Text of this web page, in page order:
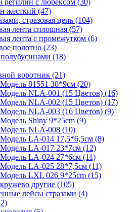
регилин с люрексом (30)
жесткий (47)
стразовая цепь (104)
лента сплошная (57)
лента с промежутком (6)
полотно (23)
(18)
воротник (21)
81551 30*9см (20)
NLA-001 (15 Цветов) (16)
NLA-002 (15 Цветов) (17)
NLA-003 (16 Цветов) (9)
Shiny 9*25cm (9)
NLA-008 (10)
LA-014 17,5*6,5см (8)
LA-017 23*7см (12)
LA-024 27*6см (11)
LA-025 28*7,5см (11)
LXL 026 9*25cm (15)
другие (105)
лейсы стразами (4)